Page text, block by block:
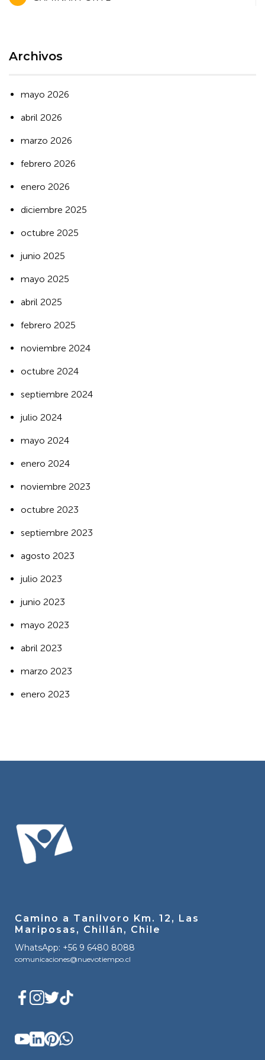
de
Archivos
mayo 2026
abril 2026
marzo 2026
febrero 2026
enero 2026
diciembre 2025
octubre 2025
junio 2025
mayo 2025
abril 2025
febrero 2025
noviembre 2024
octubre 2024
septiembre 2024
julio 2024
mayo 2024
enero 2024
noviembre 2023
octubre 2023
septiembre 2023
agosto 2023
julio 2023
junio 2023
mayo 2023
abril 2023
marzo 2023
enero 2023
Camino a Tanilvoro Km. 12, Las
Mariposas, Chillán, Chile
WhatsApp: +56 9 6480 8088
comunicaciones@nuevotiempo.cl